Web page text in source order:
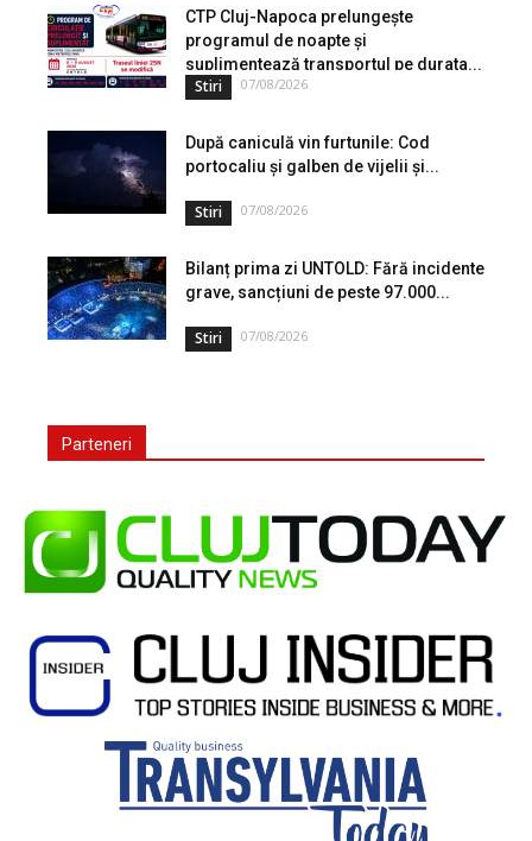
de peste...
CTP Cluj-Napoca prelungește
programul de noapte și
suplimentează transportul pe durata...
Stiri 07/08/2026
După caniculă vin furtunile: Cod
portocaliu și galben de vijelii și...
Stiri 07/08/2026
Bilanț prima zi UNTOLD: Fără incidente
grave, sancțiuni de peste 97.000...
Stiri 07/08/2026
Parteneri